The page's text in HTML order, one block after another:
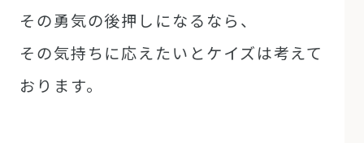
その勇気の後押しになるなら、
その気持ちに応えたいとケイズは考えて
おります。